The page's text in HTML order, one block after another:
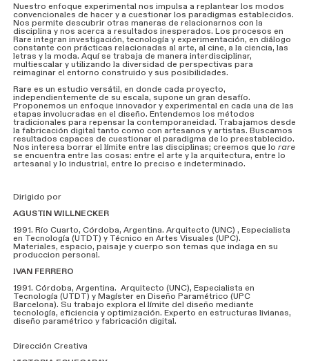
Nuestro enfoque experimental nos impulsa a replantear los modos
convencionales de hacer y a cuestionar los paradigmas establecidos.
Nos permite descubrir otras maneras de relacionarnos con la
disciplina y nos acerca a resultados inesperados. Los procesos en
Rare integran investigación, tecnología y experimentación, en diálogo
constante con prácticas relacionadas al arte, al cine, a la ciencia, las
letras y la moda. Aquí se trabaja de manera interdisciplinar,
multiescalar y utilizando la diversidad de perspectivas para
reimaginar el entorno construido y sus posibilidades.
Rare es un estudio versátil, en donde cada proyecto,
independientemente de su escala, supone un gran desafío.
Proponemos un enfoque innovador y experimental en cada una de las
etapas involucradas en el diseño. Entendemos los métodos
tradicionales para repensar la contemporaneidad. Trabajamos desde
la fabricación digital tanto como con artesanos y artistas. Buscamos
resultados capaces de cuestionar el paradigma de lo preestablecido.
Nos interesa borrar el límite entre las disciplinas; creemos que lo rare
se encuentra entre las cosas: entre el arte y la arquitectura, entre lo
artesanal y lo industrial, entre lo preciso e indeterminado.
Dirigido por
AGUSTIN WILLNECKER
1991. Río Cuarto, Córdoba, Argentina. Arquitecto (UNC) , Especialista
en Tecnología (UTDT) y Técnico en Artes Visuales (UPC).
Materiales, espacio, paisaje y cuerpo son temas que indaga en su
produccion personal.
IVAN FERRERO
1991. Córdoba, Argentina. Arquitecto (UNC), Especialista en
Tecnología (UTDT) y Magíster en Diseño Paramétrico (UPC
Barcelona). Su trabajo explora el límite del diseño mediante
tecnología, eficiencia y optimización. Experto en estructuras livianas,
diseño paramétrico y fabricación digital.
Dirección Creativa